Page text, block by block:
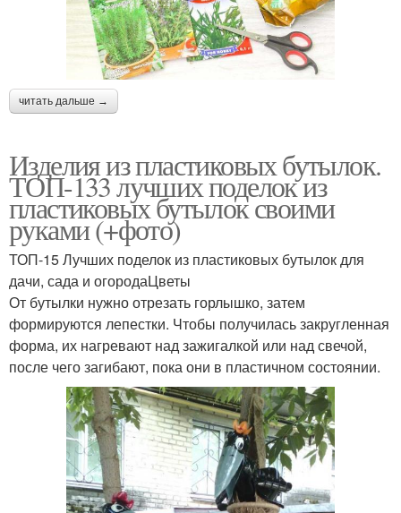
читать дальше →
Изделия из пластиковых бутылок.
ТОП-133 лучших поделок из
пластиковых бутылок своими
руками (+фото)
ТОП-15 Лучших поделок из пластиковых бутылок для
дачи, сада и огородаЦветы
От бутылки нужно отрезать горлышко, затем
формируются лепестки. Чтобы получилась закругленная
форма, их нагревают над зажигалкой или над свечой,
после чего загибают, пока они в пластичном состоянии.